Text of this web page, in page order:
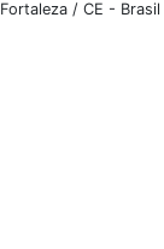
Fortaleza / CE - Brasil